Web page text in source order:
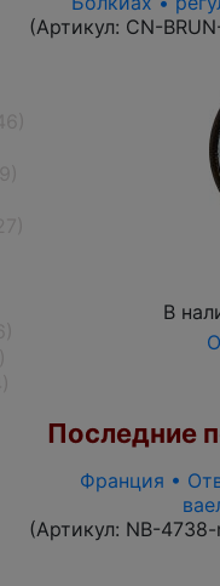
(Артикул: CN-
В
Последние
Франция •
(Артикул: NB-4738-